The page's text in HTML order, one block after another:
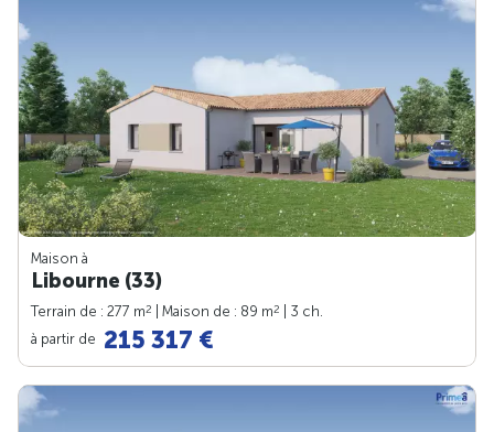
Maison à
Libourne (33)
Terrain de : 277 m2 | Maison de : 89 m2
| 3 ch.
à partir de 215 317 €